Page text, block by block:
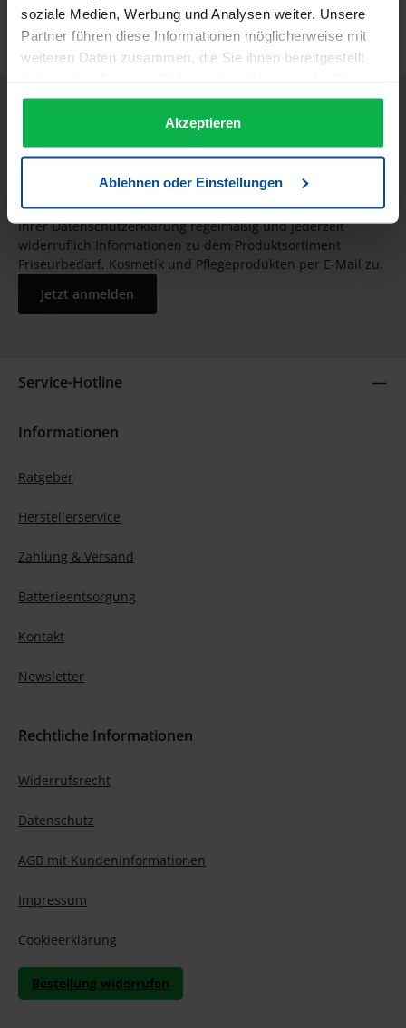
soziale Medien, Werbung und Analysen weiter. Unsere
Partner führen diese Informationen möglicherweise mit
weiteren Daten zusammen, die Sie ihnen bereitgestellt
gesammelt haben.
Akzeptieren
Ablehnen oder Einstellungen
Trusted Shops Bewertungen
JETZT UNSEREN NEWSLETTER ABONNIEREN UND EINEN 5€
GUTSCHEIN BEKOMMEN! Bitte senden Sie mir entsprechend
Ihrer Datenschutzerklärung regelmäßig und jederzeit
widerruflich Informationen zu dem Produktsortiment
Friseurbedarf, Kosmetik und Pflegeprodukten per E-Mail zu.
Jetzt anmelden
Service-Hotline
Informationen
Ratgeber
Herstellerservice
Zahlung & Versand
Batterieentsorgung
Kontakt
Newsletter
Rechtliche Informationen
Widerrufsrecht
Datenschutz
AGB mit Kundeninformationen
Impressum
Cookieerklärung
Bestellung widerrufen